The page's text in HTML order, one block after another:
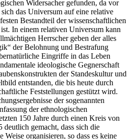
Widersacher gefunden, da vor
das Universum auf eine relative
Bestandteil der wissenschaftlichen
In einem relativen Universum kann
Herrscher geben der alles
der Belohnung und Bestrafung
Eingriffe in das Leben
ideologische Gegnerschaft
der Standeskultur und
entstanden, die bis heute durch
Feststellungen gestützt wird.
der sogenannten
der ethnologischen
150 Jahre durch einen Kreis von
deutlich gemacht, dass sich die
organisieren, so dass es keine